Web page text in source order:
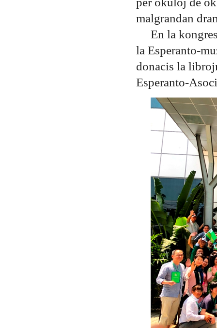
malgrandan
En la
la Esperanto-
donacis la
Esperanto-